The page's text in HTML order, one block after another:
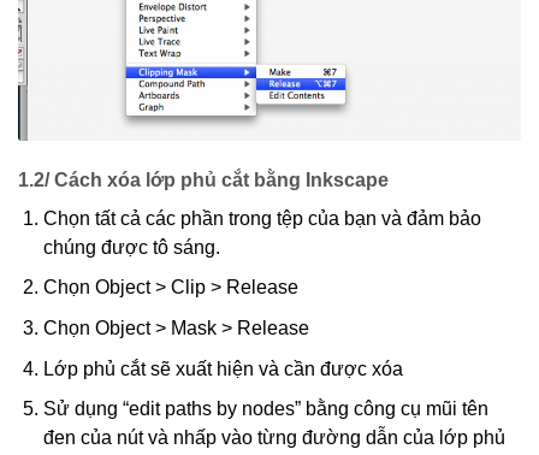
1.2/ Cách xóa lớp phủ cắt bằng Inkscape
Chọn tất cả các phần trong tệp của bạn và đảm bảo
chúng được tô sáng.
Chọn Object > Clip > Release
Chọn Object > Mask > Release
Lớp phủ cắt sẽ xuất hiện và cần được xóa
Sử dụng “edit paths by nodes” bằng công cụ mũi tên
đen của nút và nhấp vào từng đường dẫn của lớp phủ